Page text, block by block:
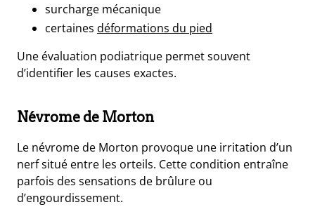
surcharge mécanique
certaines déformations du pied
Une évaluation podiatrique permet souvent
d’identifier les causes exactes.
Névrome de Morton
Le névrome de Morton provoque une irritation d’un
nerf situé entre les orteils. Cette condition entraîne
parfois des sensations de brûlure ou
d’engourdissement.